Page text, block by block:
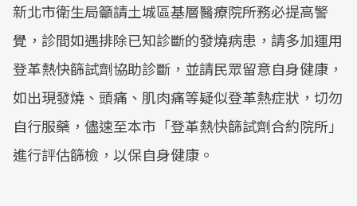
新北市衛生局籲請土城區基層醫療院所務必提高警
覺，診間如遇排除已知診斷的發燒病患，請多加運用
登革熱快篩試劑協助診斷，並請民眾留意自身健康，
如出現發燒、頭痛、肌肉痛等疑似登革熱症狀，切勿
自行服藥，儘速至本市「登革熱快篩試劑合約院所」
進行評估篩檢，以保自身健康。